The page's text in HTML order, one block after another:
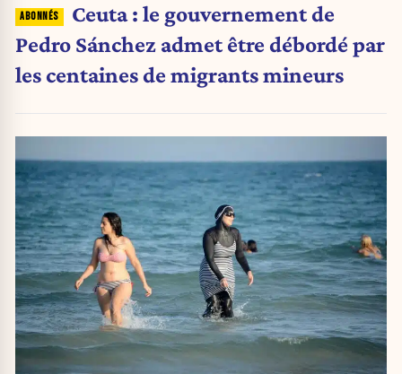
Ceuta : le gouvernement de
Pedro Sánchez admet être débordé par
les centaines de migrants mineurs